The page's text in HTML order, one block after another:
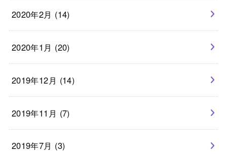
2020年2月 (14)
2020年1月 (20)
2019年12月 (14)
2019年11月 (7)
2019年7月 (3)